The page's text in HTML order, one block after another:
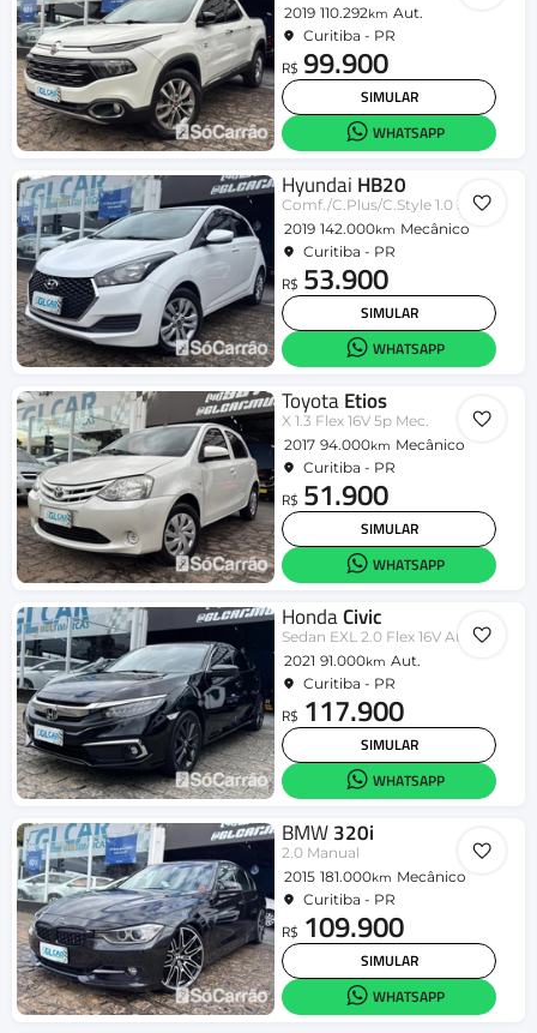
2019 110.292km Aut.
Curitiba - PR
R$ 99.900
SIMULAR
WHATSAPP
Hyundai HB20
Comf./C.Plus/C.Style 1.0 Flex 12V
2019 142.000km Mecânico
Curitiba - PR
R$ 53.900
SIMULAR
WHATSAPP
ToyotaEtios
X 1.3 Flex 16V 5p Mec.
2017 94.000km Mecânico
Curitiba - PR
R$ 51.900
SIMULAR
WHATSAPP
HondaCivic
Sedan EXL 2.0 Flex 16V Aut.4p
2021 91.000km Aut.
Curitiba - PR
R$ 117.900
SIMULAR
WHATSAPP
BMW320i
2.0 Manual
2015 181.000km Mecânico
Curitiba - PR
R$ 109.900
SIMULAR
WHATSAPP